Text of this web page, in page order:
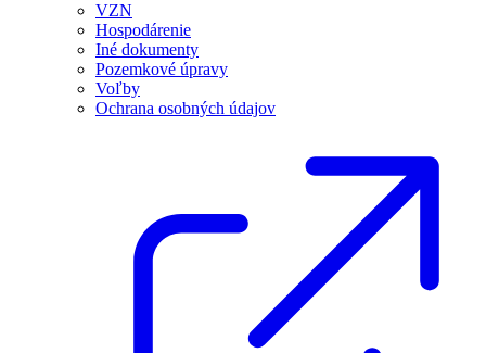
VZN
Hospodárenie
Iné dokumenty
Pozemkové úpravy
Voľby
Ochrana osobných údajov